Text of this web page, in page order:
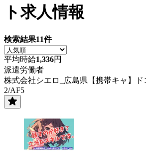
ト求人情報
検索結果11件
平均時給1,336円
派遣労働者
株式会社シエロ_広島県【携帯キャ】
2/AF5